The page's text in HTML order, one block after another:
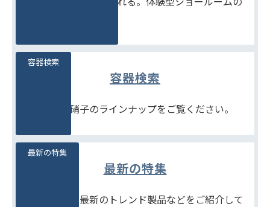
容器検索
豊富な石堂硝子のラインナップをご覧ください。
容器検索
最新の特集
季節商品や、最新のトレンド製品などをご紹介して
最新の特集